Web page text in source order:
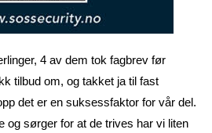
4 av dem tok fagbrev før
tilbud om, og takket ja til fast
det er en suksessfaktor for vår del.
og sørger for at de trives har vi liten